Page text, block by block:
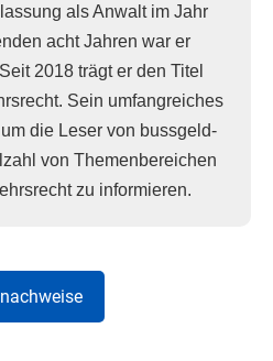
als Anwalt im Jahr
acht Jahren war er
2018 trägt er den Titel
Sein umfangreiches
die Leser von bussgeld-
von Themenbereichen
zu informieren.